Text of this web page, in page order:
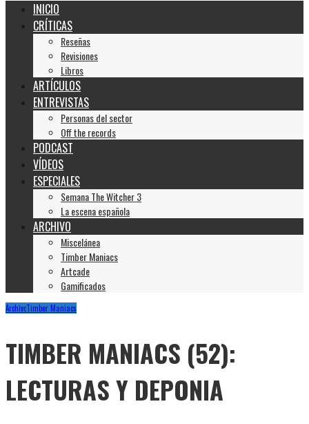
INICIO
CRÍTICAS
Reseñas
Revisiones
Libros
ARTÍCULOS
ENTREVISTAS
Personas del sector
Off the records
PODCAST
VÍDEOS
ESPECIALES
Semana The Witcher 3
La escena española
ARCHIVO
Miscelánea
Timber Maniacs
Artcade
Gamificados
ArchivoTimber Maniacs
TIMBER MANIACS (52):
LECTURAS Y DEPONIA